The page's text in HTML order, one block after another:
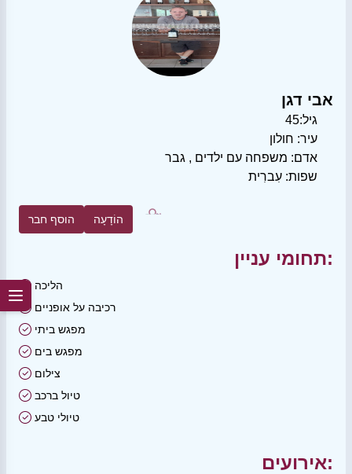
אבי דגן
גיל:45
עיר: חולון
אדם: משפחה עם ילדים , גבר
שפות: עִברִית
הוסף חבר הוֹדָעָה
תחומי עניין:
הליכה
רכיבה על אופניים
מפגש ביתי
מפגש בים
צילום
טיול ברכב
טיולי טבע
אירועים: